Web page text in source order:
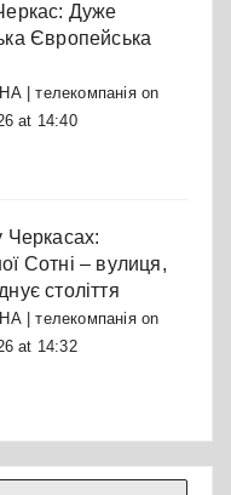
Дуже
Європейська
| телекомпаніяon
at 14:40
Черкасах:
Сотні – вулиця,
століття
| телекомпаніяon
at 14:32